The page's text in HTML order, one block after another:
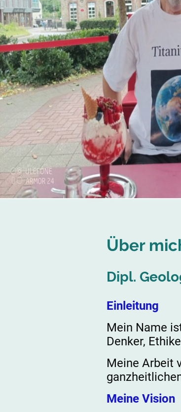
Über
Dipl.
Einleitung
Mein Name
Denker,
Meine Arbeit
Meine Vision